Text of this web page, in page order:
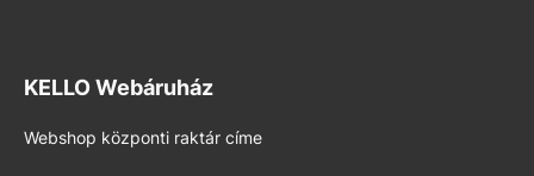
KELLO Webáruház
Webshop központi raktár címe